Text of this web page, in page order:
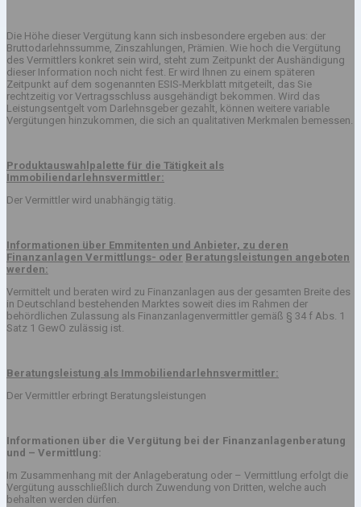
Die Höhe dieser Vergütung kann sich insbesondere ergeben aus: der
Bruttodarlehnssumme, Zinszahlungen, Prämien. Wie hoch die Vergütung
des Vermittlers konkret sein wird, steht zum Zeitpunkt der Aushändigung
dieser Information noch nicht fest. Er wird Ihnen zu einem späteren
Zeitpunkt auf dem sogenannten ESIS-Merkblatt mitgeteilt, das Sie
rechtzeitig vor Vertragsschluss ausgehändigt bekommen. Wird das
Leistungsentgelt vom Darlehnsgeber gezahlt, können weitere variable
Vergütungen hinzukommen, die sich an qualitativen Merkmalen bemessen.
Produktauswahlpalette für die Tätigkeit als
Immobiliendarlehnsvermittler:
Der Vermittler wird unabhängig tätig.
Informationen über Emmitenten und Anbieter, zu deren
Finanzanlagen Vermittlungs- oder Beratungsleistungen angeboten
werden:
Vermittelt und beraten wird zu Finanzanlagen aus der gesamten Breite des
in Deutschland bestehenden Marktes soweit dies im Rahmen der
behördlichen Zulassung als Finanzanlagenvermittler gemäß § 34 f Abs. 1
Satz 1 GewO zulässig ist.
Beratungsleistung als Immobiliendarlehnsvermittler:
Der Vermittler erbringt Beratungsleistungen
Informationen über die Vergütung bei der Finanzanlagenberatung
und – Vermittlung:
Im Zusammenhang mit der Anlageberatung oder – Vermittlung erfolgt die
Vergütung ausschließlich durch Zuwendung von Dritten, welche auch
behalten werden dürfen.